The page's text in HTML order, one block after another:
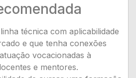
técnica com aplicabilidade
e que tenha conexões
vocacionadas à
e mentores.